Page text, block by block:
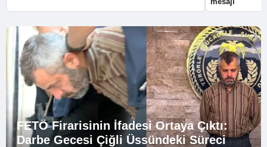
FETÖ Firarisinin İfadesi Ortaya Çıktı:
Darbe Gecesi Çiğli Üssündeki Süreci